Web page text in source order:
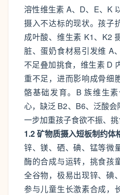
溶性维生素 A、D、E、K
摄入不达标的现状。孩子
成叶酸、维生素 K1、K2
脏、蛋奶食材易引发维 A
不足叠加挑食，维生素 D
重不足，进而影响成骨细
骼基础发育。B 族维生
心，缺泛 B2、B6、泛酸
一步加重孩子食欲不振、挑
1.2 矿物质摄入短板制约体
锌、镁、硒、碘、锰等微
酶的合成与运转，挑食孩
全谷物，极易出现锌、碘
参与儿童生长激素合成，